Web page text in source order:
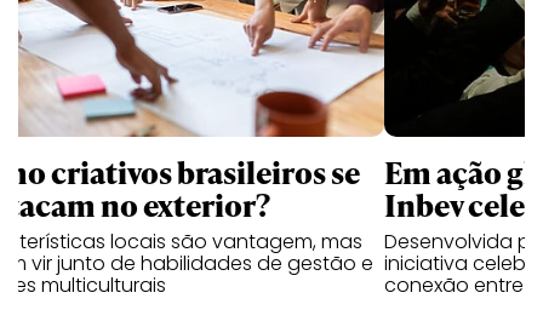
criativos brasileiros se
no exterior?
locais são vantagem, mas
vir junto de habilidades de gestão e
multiculturais
Em ação
Inbev
Desenvolvida
iniciativa
conexão entre